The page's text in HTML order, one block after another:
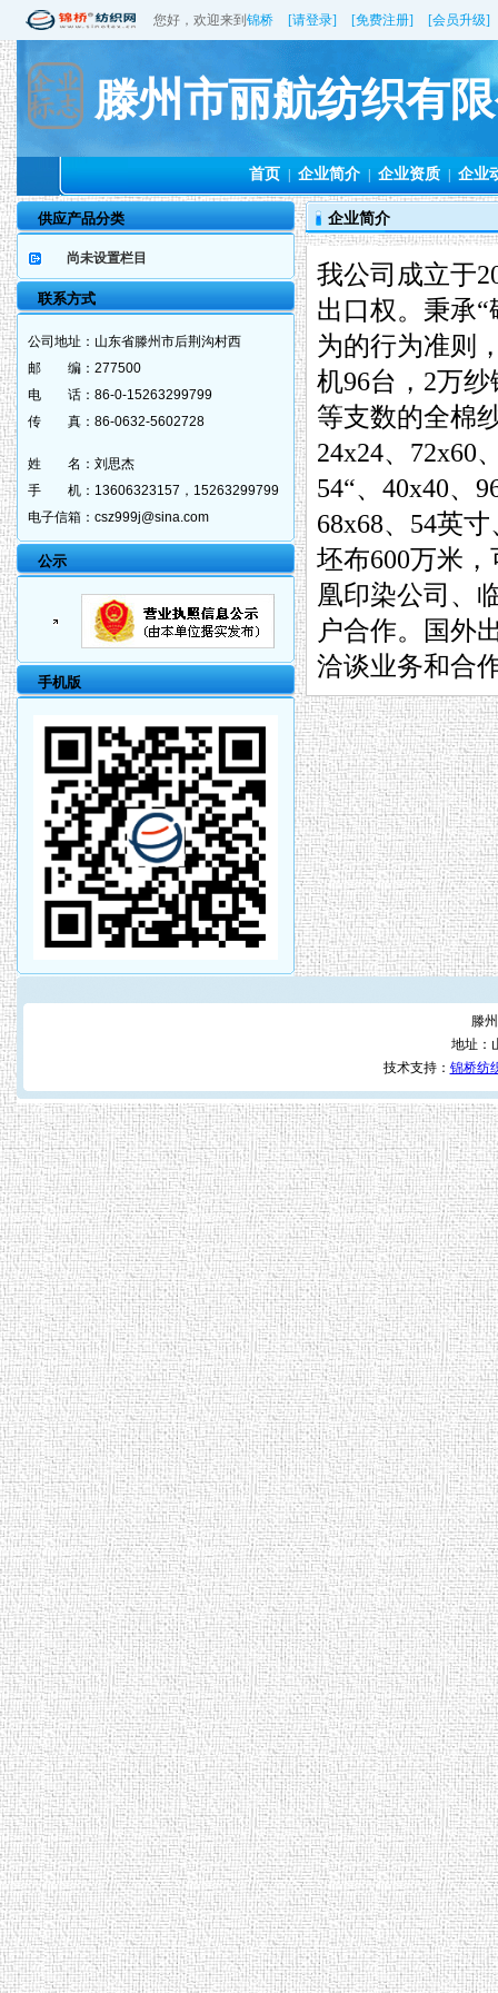
您好，欢迎来到 锦桥 [请登录] [免费注册] [会员升级]
滕州市丽航纺织有
首页 企业简介 企业资质 企业
供应产品分类
尚未设置栏目
联系方式
公司地址： 山东省滕州市后荆沟村西
邮 编： 277500
电 话： 86-0-15263299799
传 真： 86-0632-5602728
姓 名： 刘思杰
手 机： 13606323157，15263299799
电子信箱： csz999j@sina.com
公示
手机版
企业简介
我公司成立于
出口权。秉承
为的行为准则
机96台，2万
等支数的全棉
24x24、72x60
54“、40x40、
68x68、54英
坯布600万米
凰印染公司、
户合作。国外
洽谈业务和合
滕
地址：
技术支持： 锦桥纺